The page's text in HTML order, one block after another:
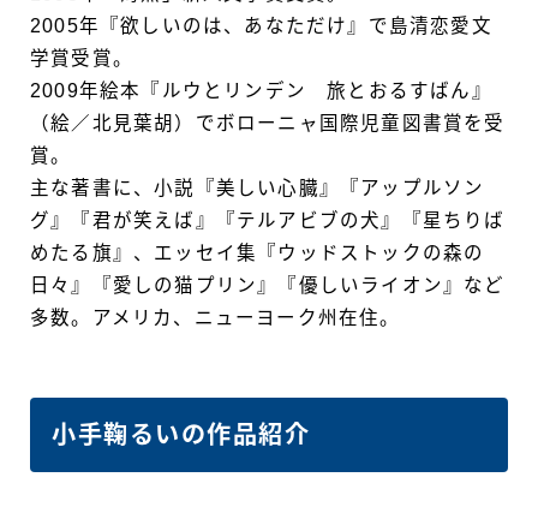
2005年『欲しいのは、あなただけ』で島清恋愛文
学賞受賞。
2009年絵本『ルウとリンデン 旅とおるすばん』
（絵／北見葉胡）でボローニャ国際児童図書賞を受
賞。
主な著書に、小説『美しい心臓』『アップルソン
グ』『君が笑えば』『テルアビブの犬』『星ちりば
めたる旗』、エッセイ集『ウッドストックの森の
日々』『愛しの猫プリン』『優しいライオン』など
多数。アメリカ、ニューヨーク州在住。
小手鞠るいの作品紹介